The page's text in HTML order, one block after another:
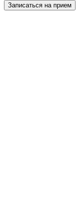
Записаться на прием